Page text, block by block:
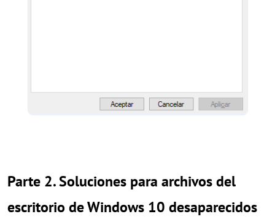
Parte 2. Soluciones para archivos del
escritorio de Windows 10 desaparecidos